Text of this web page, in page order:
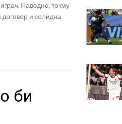
Наводно, токму
и солидна
би